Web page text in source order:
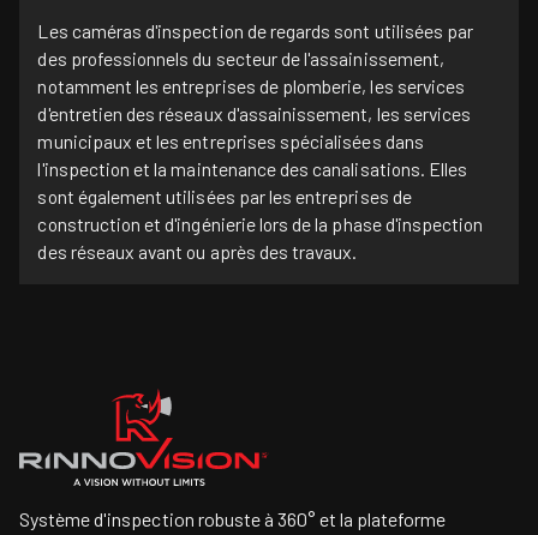
Les caméras d'inspection de regards sont utilisées par
des professionnels du secteur de l'assainissement,
notamment les entreprises de plomberie, les services
d'entretien des réseaux d'assainissement, les services
municipaux et les entreprises spécialisées dans
l'inspection et la maintenance des canalisations. Elles
sont également utilisées par les entreprises de
construction et d'ingénierie lors de la phase d'inspection
des réseaux avant ou après des travaux.
Système d'inspection robuste à 360° et la plateforme